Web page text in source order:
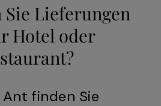
Sie Lieferungen
Hotel oder
Ant finden Sie